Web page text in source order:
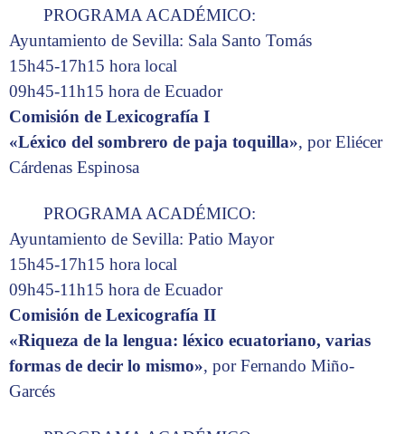
PROGRAMA ACADÉMICO:
Ayuntamiento de Sevilla: Sala Santo Tomás
15h45-17h15 hora local
09h45-11h15 hora de Ecuador
Comisión de Lexicografía I
«Léxico del sombrero de paja toquilla», por Eliécer
Cárdenas Espinosa
PROGRAMA ACADÉMICO:
Ayuntamiento de Sevilla: Patio Mayor
15h45-17h15 hora local
09h45-11h15 hora de Ecuador
Comisión de Lexicografía II
«Riqueza de la lengua: léxico ecuatoriano, varias
formas de decir lo mismo», por Fernando Miño-
Garcés